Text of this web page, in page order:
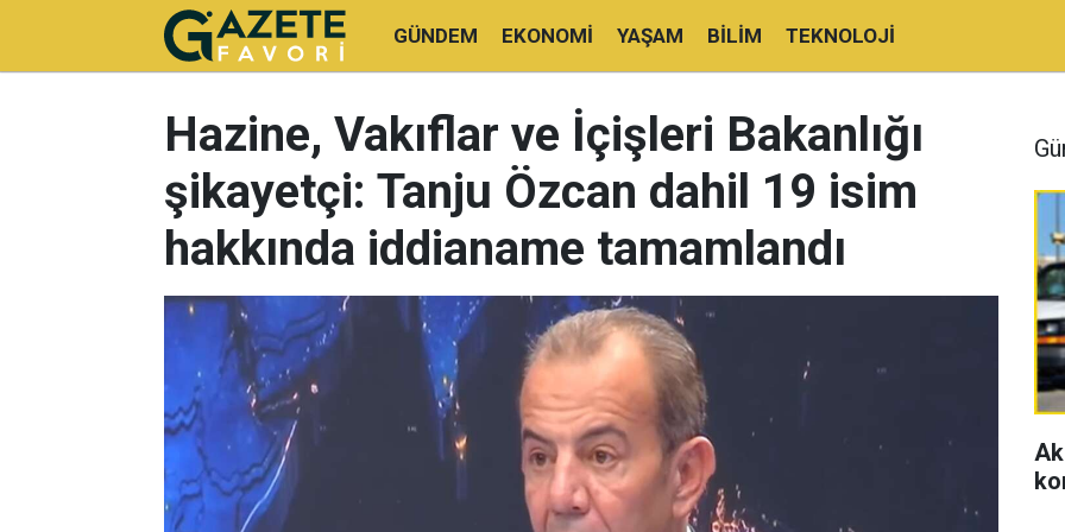
GÜNDEM EKONOMI YAŞAM BILIM TEKNOLOJI
Hazine, Vakıflar ve İçişleri Bakanlığı
şikayetçi: Tanju Özcan dahil 19 isim
hakkında iddianame tamamlandı